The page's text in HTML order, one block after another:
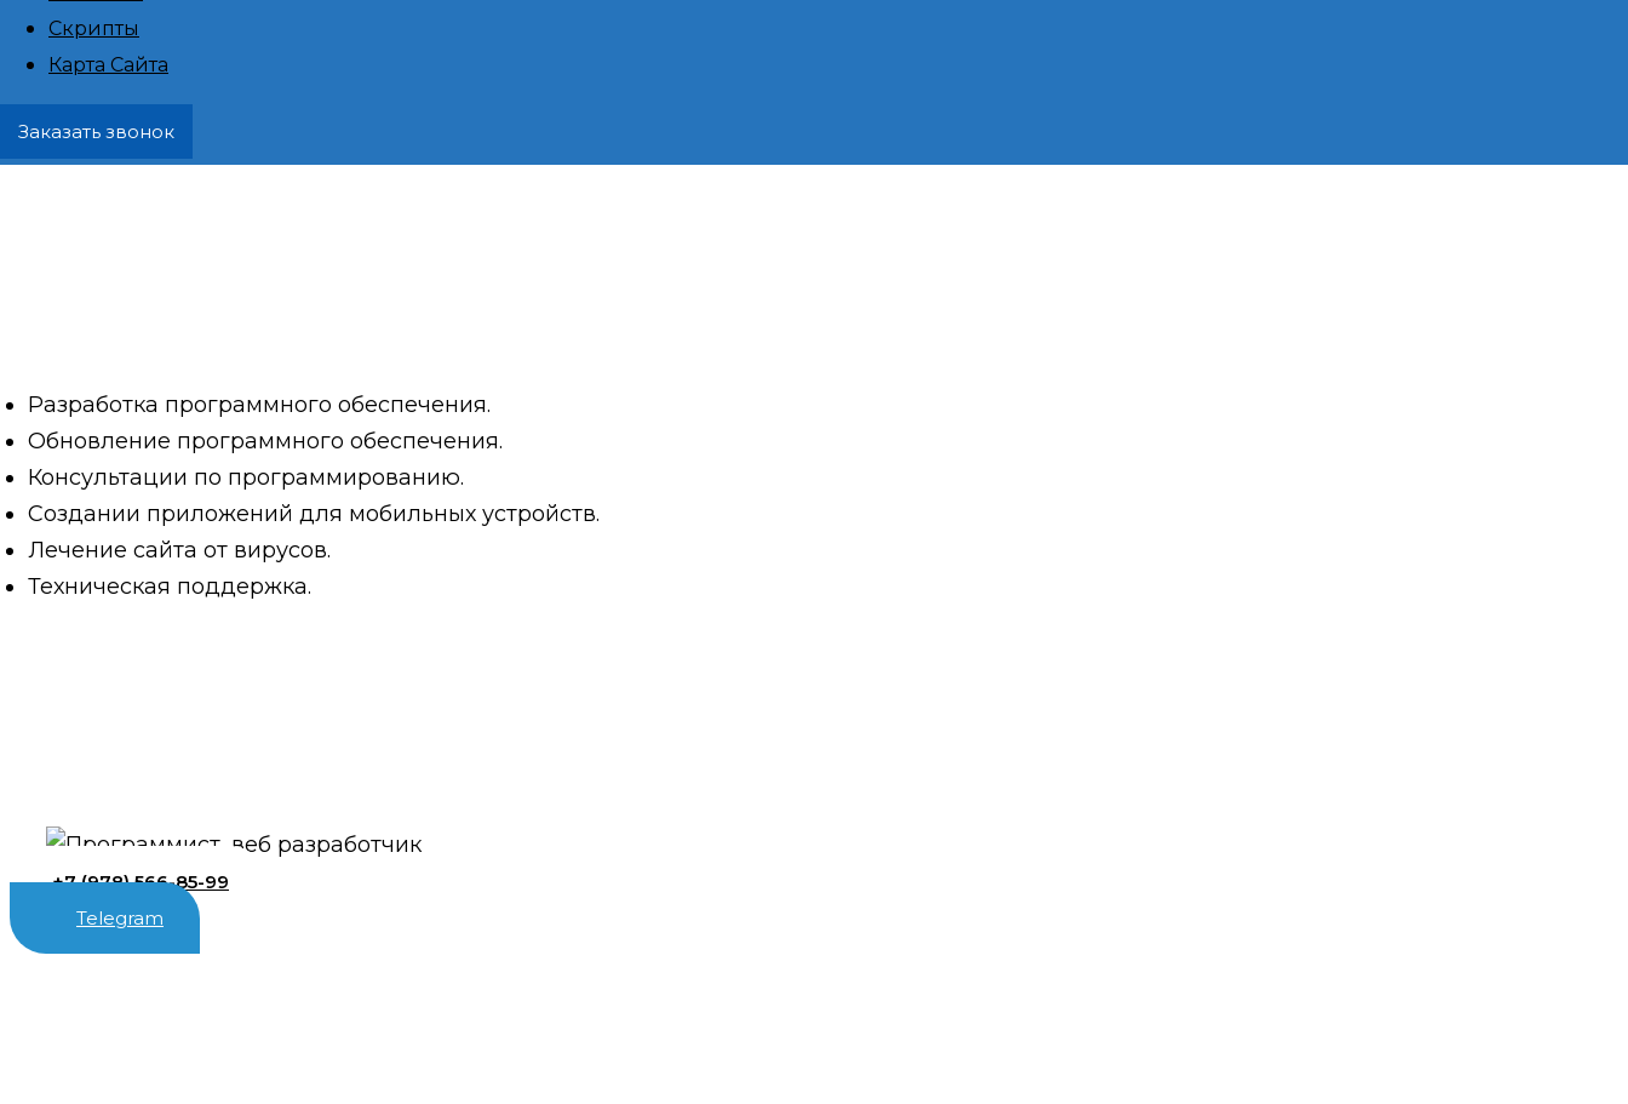
Скрипты
Карта Сайта
Заказать звонок
Алушта, айтишник,
фрилансер
Разработка программного обеспечения.
Обновление программного обеспечения.
Консультации по программированию.
Создании приложений для мобильных устройств.
Лечение сайта от вирусов.
Техническая поддержка.
+7 (978) 566-85-99
Telegram